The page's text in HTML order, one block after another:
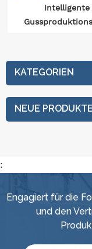
Intelligente
KATEGORIEN
NEUE PRODUKTE
:
Engagiert für die
und den